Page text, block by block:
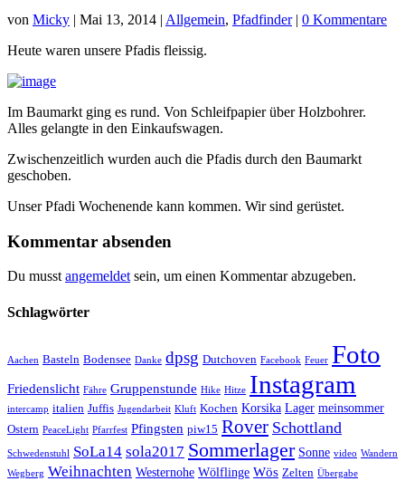
von Micky | Mai 13, 2014 | Allgemein, Pfadfinder| 0 Kommentare
Heute waren unsere Pfadis fleissig.
Im Baumarkt ging es rund. Von Schleifpapier über Holzbohrer.
Alles gelangte in den Einkaufswagen.
Zwischenzeitlich wurden auch die Pfadis durch den Baumarkt
geschoben.
Unser Pfadi Wochenende kann kommen. Wir sind gerüstet.
Kommentar absenden
Du musst angemeldet sein, um einen Kommentar abzugeben.
Schlagwörter
Aachen Basteln Bodensee Danke dpsg Dutchoven Facebook Feuer Foto
Friedenslicht Fähre Gruppenstunde Hike Hitze Instagram
intercamp italien Juffis Jugendarbeit Kluft Kochen Korsika Lager meinsommer
Ostern PeaceLight Pfarrfest Pfingsten piw15 Rover Schottland
Schwedenstuhl SoLa14 sola2017 Sommerlager Sonne video Wandern
Wegberg Weihnachten Westernohe Wölflinge Wös Zelten Übergabe